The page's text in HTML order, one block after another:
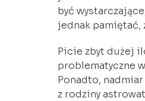
być
jednak pamiętać,
Picie zbyt dużej
problematyczne
Ponadto,
z rodziny